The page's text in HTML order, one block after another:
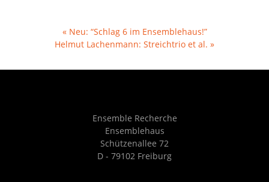
«Neu: “Schlag 6 im Ensemblehaus!”
Helmut Lachenmann: Streichtrio et al. »
Ensemble Recherche
Ensemblehaus
Schützenallee 72
D - 79102 Freiburg